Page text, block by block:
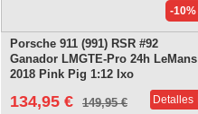
-10%
Porsche 911 (991) RSR #92
Ganador LMGTE-Pro 24h LeMans
2018 Pink Pig 1:12 Ixo
134,95 € 149,95 € Detalles